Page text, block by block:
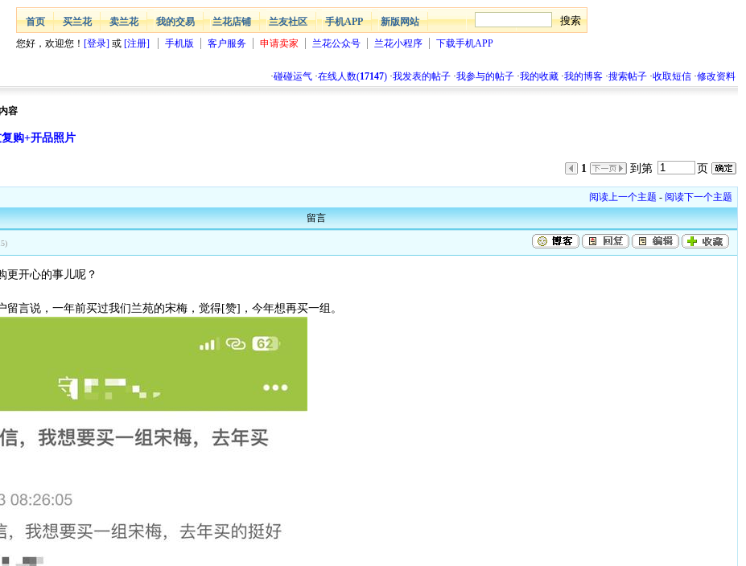
首页 买兰花 卖兰花 我的交易 兰花店铺 兰友社区 手机APP
新版网站
您好，欢迎您！ [登录] 或 [注册] 手机版 客户服务 申请卖家 兰花公众号 兰花小程序 下载手机APP
·碰碰运气 ·在线人数(17147) ·我发表的帖子 ·我参与的帖子 ·我的收藏 ·我的博客 ·搜索帖子 ·收取短信 ·修改资料
容
购+开品照片
1 到第 页
阅读上一个主题 - 阅读下一个主题
留言
更开心的事儿呢？
留言说，一年前买过我们兰苑的宋梅，觉得[赞]，今年想再买一组。